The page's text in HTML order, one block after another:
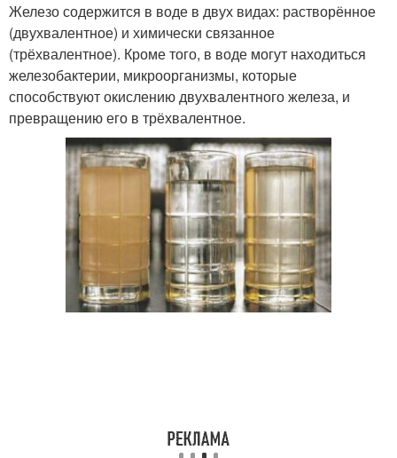
Железо содержится в воде в двух видах: растворённое
(двухвалентное) и химически связанное
(трёхвалентное). Кроме того, в воде могут находиться
железобактерии, микроорганизмы, которые
способствуют окислению двухвалентного железа, и
превращению его в трёхвалентное.